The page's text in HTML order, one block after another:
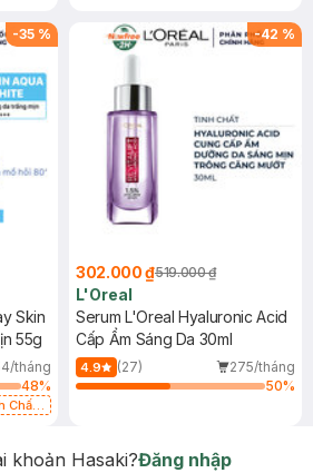
-35 %
Skin
55g
tháng
48%
Chất
-42 %
302.000 ₫519.000 ₫
L'Oreal
Serum L'Oreal Hyaluronic Acid
Cấp Ẩm Sáng Da 30ml
4.9 (27)
275/tháng
50%
khoản Hasaki?Đăng nhập